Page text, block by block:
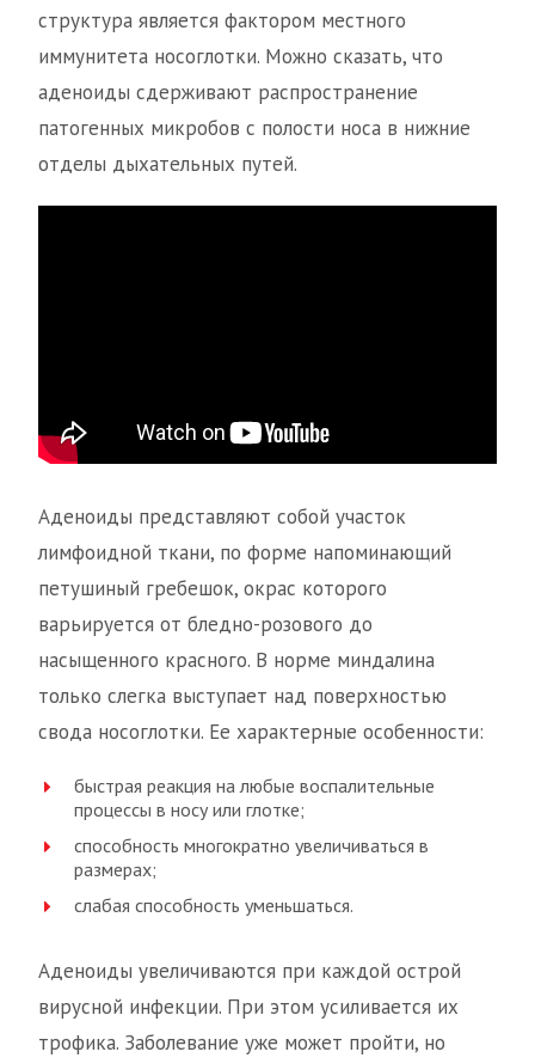
структура является фактором местного
иммунитета носоглотки. Можно сказать, что
аденоиды сдерживают распространение
патогенных микробов с полости носа в нижние
отделы дыхательных путей.
Аденоиды представляют собой участок
лимфоидной ткани, по форме напоминающий
петушиный гребешок, окрас которого
варьируется от бледно-розового до
насыщенного красного. В норме миндалина
только слегка выступает над поверхностью
свода носоглотки. Ее характерные особенности:
быстрая реакция на любые воспалительные
процессы в носу или глотке;
способность многократно увеличиваться в
размерах;
слабая способность уменьшаться.
Аденоиды увеличиваются при каждой острой
вирусной инфекции. При этом усиливается их
трофика. Заболевание уже может пройти, но